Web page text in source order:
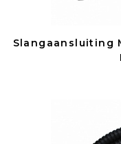
Slangaansluiting